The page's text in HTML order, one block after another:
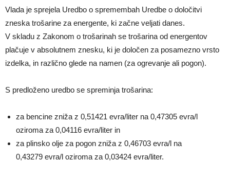
Vlada je sprejela Uredbo o spremembah Uredbe o določitvi
zneska trošarine za energente, ki začne veljati danes.
V skladu z Zakonom o trošarinah se trošarina od energentov
plačuje v absolutnem znesku, ki je določen za posamezno vrsto
izdelka, in različno glede na namen (za ogrevanje ali pogon).
S predloženo uredbo se spreminja trošarina:
za bencine zniža z 0,51421 evra/liter na 0,47305 evra/l
oziroma za 0,04116 evra/liter in
za plinsko olje za pogon zniža z 0,46703 evra/l na
0,43279 evra/l oziroma za 0,03424 evra/liter.